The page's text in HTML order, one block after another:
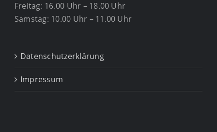
Freitag: 16.00 Uhr – 18.00 Uhr
Samstag: 10.00 Uhr – 11.00 Uhr
Datenschutzerklärung
Impressum